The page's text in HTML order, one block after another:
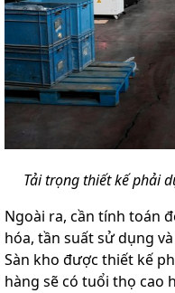
Tải trọng thiết kế phải
Ngoài ra, cần tính toán
hóa, tần suất sử dụng
Sàn kho được thiết kế
hàng sẽ có tuổi thọ cao